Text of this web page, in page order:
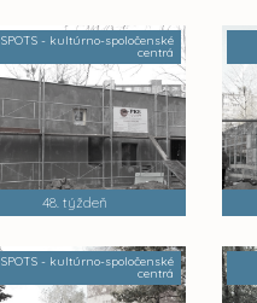
SPOTS - kultúrno-spoločenské
centrá
48. týždeň
SPOTS - kultúrno-spoločenské
centrá